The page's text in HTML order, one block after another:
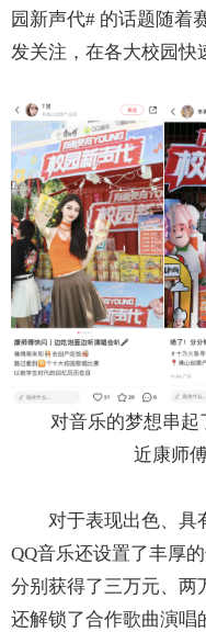
园新声代# 的话题随着
发关注，在各大校园快
对音乐的梦想串起
近康师
对于表现出色、具
QQ音乐还设置了丰厚
分别获得了三万元、两
还解锁了合作歌曲演唱